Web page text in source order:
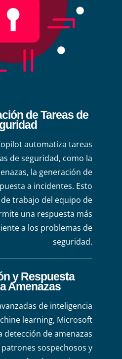
de Tareas de
automatiza tareas
de seguridad, como la
la generación de
a incidentes. Esto
trabajo del equipo de
una respuesta más
a los problemas de
seguridad.
y Respuesta
Amenazas
de inteligencia
learning, Microsoft
detección de amenazas
sospechosos y